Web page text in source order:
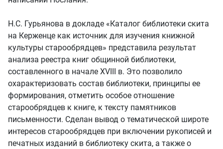
Н.С. Гурьянова в докладе «Каталог библиотеки скита
на Керженце как источник для изучения книжной
культуры старообрядцев» представила результат
анализа реестра книг общинной библиотеки,
составленного в начале XVIII в. Это позволило
охарактеризовать состав библиотеки, принципы ее
формирования, отметить особое отношение
старообрядцев к книге, к тексту памятников
письменности. Сделан вывод о тематической широте
интересов старообрядцев при включении рукописей и
печатных изданий в библиотеку скита, а также о